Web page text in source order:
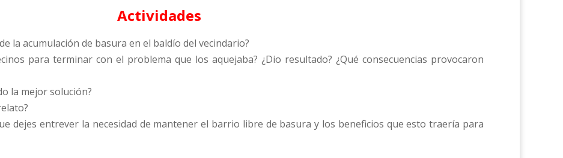
Actividades
la acumulación de basura en el baldío del vecindario?
para terminar con el problema que los aquejaba? ¿Dio resultado? ¿Qué consecuencias provocaron
la mejor solución?
dejes entrever la necesidad de mantener el barrio libre de basura y los beneficios que esto traería para